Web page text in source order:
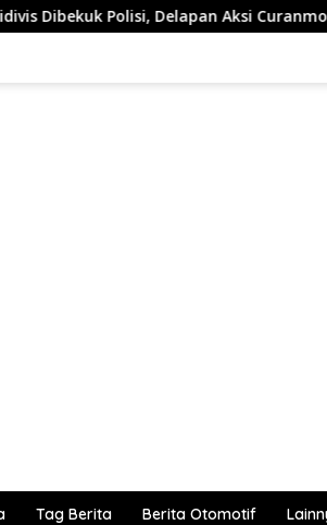
Aksi Curanmordi Candipuro Terungkap
Tag Berita Berita Otomotif